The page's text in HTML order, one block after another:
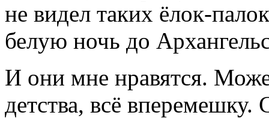
не видел таких ёлок-палок
белую ночь до
И они мне нравятся.
детства, всё